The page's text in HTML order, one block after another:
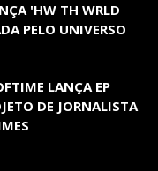
'HW TH WRLD
PELO UNIVERSO
LANÇA EP
DE JORNALISTA